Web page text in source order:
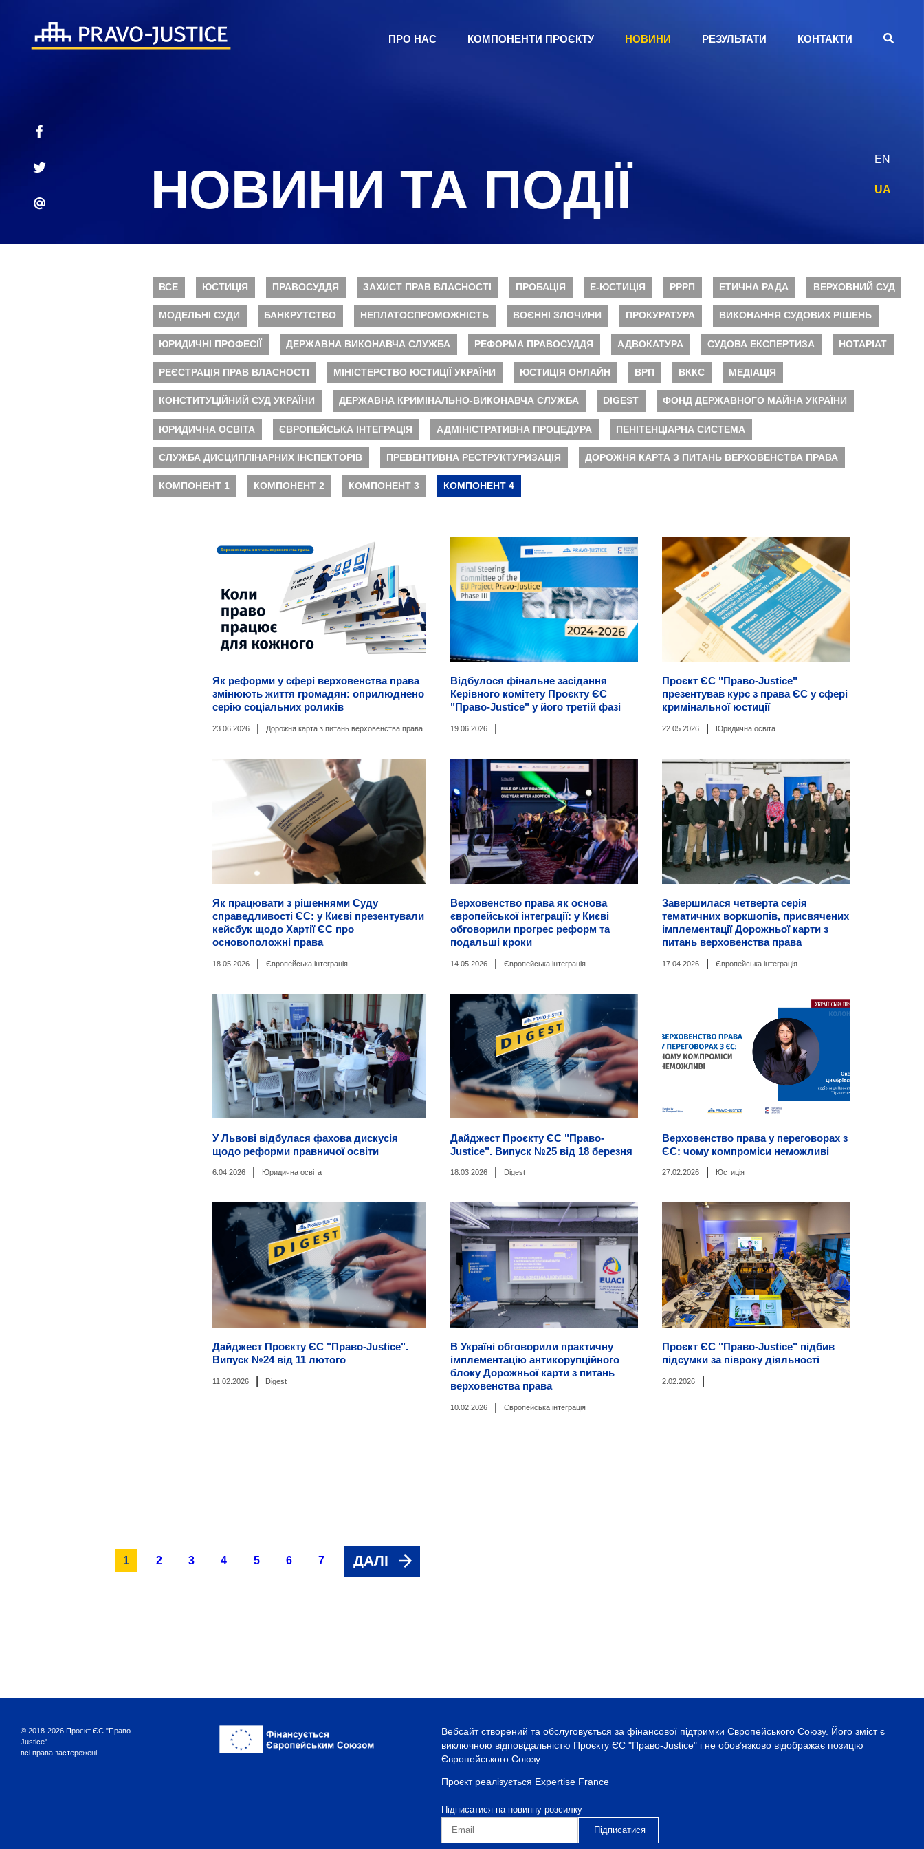
ПРО НАС КОМПОНЕНТИ ПРОЄКТУ НОВИНИ РЕЗУЛЬТАТИ КОНТАКТИ
EN
UA
НОВИНИ ТА ПОДІЇ
ВСЕ ЮСТИЦІЯ ПРАВОСУДДЯ ЗАХИСТ ПРАВ ВЛАСНОСТІ ПРОБАЦІЯ Е-ЮСТИЦІЯ РРРП ЕТИЧНА РАДА ВЕРХОВНИЙ СУД
МОДЕЛЬНІ СУДИ БАНКРУТСТВО НЕПЛАТОСПРОМОЖНІСТЬ ВОЄННІ ЗЛОЧИНИ ПРОКУРАТУРА ВИКОНАННЯ СУДОВИХ РІШЕНЬ
ЮРИДИЧНІ ПРОФЕСІЇ ДЕРЖАВНА ВИКОНАВЧА СЛУЖБА РЕФОРМА ПРАВОСУДДЯ АДВОКАТУРА СУДОВА ЕКСПЕРТИЗА НОТАРІАТ
РЕЄСТРАЦІЯ ПРАВ ВЛАСНОСТІ МІНІСТЕРСТВО ЮСТИЦІЇ УКРАЇНИ ЮСТИЦІЯ ОНЛАЙН ВРП ВККС МЕДІАЦІЯ
КОНСТИТУЦІЙНИЙ СУД УКРАЇНИ ДЕРЖАВНА КРИМІНАЛЬНО-ВИКОНАВЧА СЛУЖБА DIGEST ФОНД ДЕРЖАВНОГО МАЙНА УКРАЇНИ
ЮРИДИЧНА ОСВІТА ЄВРОПЕЙСЬКА ІНТЕГРАЦІЯ АДМІНІСТРАТИВНА ПРОЦЕДУРА ПЕНІТЕНЦІАРНА СИСТЕМА
СЛУЖБА ДИСЦИПЛІНАРНИХ ІНСПЕКТОРІВ ПРЕВЕНТИВНА РЕСТРУКТУРИЗАЦІЯ ДОРОЖНЯ КАРТА З ПИТАНЬ ВЕРХОВЕНСТВА ПРАВА
КОМПОНЕНТ 1 КОМПОНЕНТ 2 КОМПОНЕНТ 3 КОМПОНЕНТ 4
Як реформи у сфері верховенства права
змінюють життя громадян: оприлюднено
серію соціальних роликів
23.06.2026 Дорожня карта з питань верховенства права
Відбулося фінальне засідання
Керівного комітету Проєкту ЄС
"Право-Justice" у його третій фазі
19.06.2026
Проєкт ЄС "Право-Justice"
презентував курс з права ЄС у сфері
кримінальної юстиції
22.05.2026 Юридична освіта
Як працювати з рішеннями Суду
справедливості ЄС: у Києві презентували
кейсбук щодо Хартії ЄС про
основоположні права
18.05.2026 Європейська інтеграція
Верховенство права як основа
європейської інтеграції: у Києві
обговорили прогрес реформ та
подальші кроки
14.05.2026 Європейська інтеграція
Завершилася четверта серія
тематичних воркшопів, присвячених
імплементації Дорожньої карти з
питань верховенства права
17.04.2026 Європейська інтеграція
У Львові відбулася фахова дискусія
щодо реформи правничої освіти
6.04.2026 Юридична освіта
Дайджест Проєкту ЄС "Право-
Justice". Випуск №25 від 18 березня
18.03.2026 Digest
Верховенство права у переговорах з
ЄС: чому компроміси неможливі
27.02.2026 Юстиція
Дайджест Проєкту ЄС "Право-Justice".
Випуск №24 від 11 лютого
11.02.2026 Digest
В Україні обговорили практичну
імплементацію антикорупційного
блоку Дорожньої карти з питань
верховенства права
10.02.2026 Європейська інтеграція
Проєкт ЄС "Право-Justice" підбив
підсумки за півроку діяльності
2.02.2026
1 2 3 4 5 6 7 ДАЛІ
Вебсайт створений та обслуговується за фінансової підтримки Європейського Союзу. Його зміст є
виключною відповідальністю Проєкту ЄС "Право-Justice" і не обов’язково відображає позицію
Європейського Союзу.
Проєкт реалізується Expertise France
Підписатися на новинну розсилку
© 2018-2026 Проєкт ЄС "Право-
Justice"
всі права застережені